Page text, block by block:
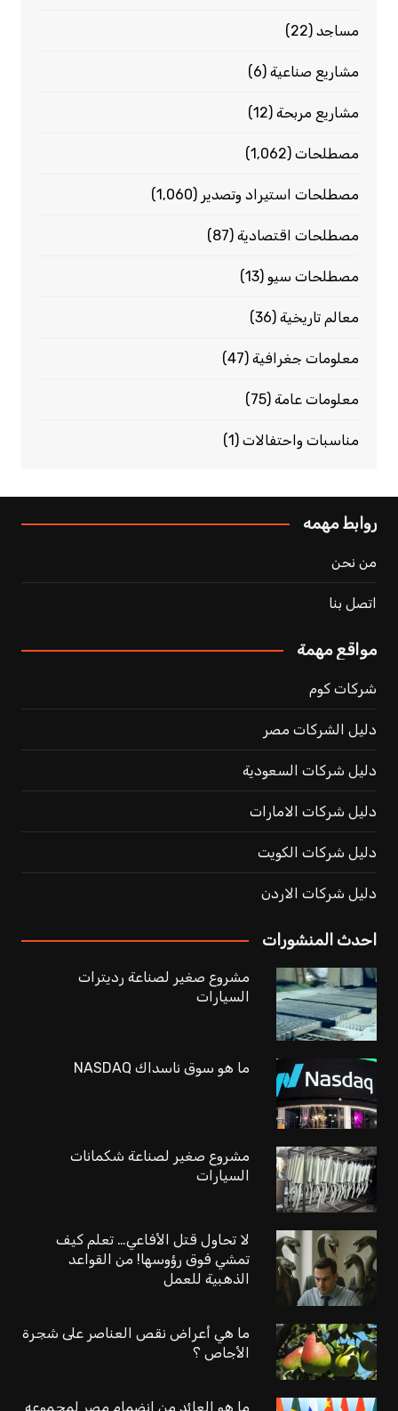
مساجد(22)
مشاريع صناعية(6)
مشاريع مربحة(12)
مصطلحات(1٬062)
مصطلحات استيراد وتصدير (1٬060)
مصطلحات اقتصادية(87)
مصطلحات سيو(13)
معالم تاريخية(36)
معلومات جغرافية(47)
معلومات عامة(75)
مناسبات واحتفالات(1)
روابط مهمه
من نحن
اتصل بنا
مواقع مهمة
شركات كوم
دليل الشركات مصر
دليل شركات السعودية
دليل شركات الامارات
دليل شركات الكويت
دليل شركات الاردن
احدث المنشورات
مشروع صغير لصناعة رديترات
السيارات
ما هو سوق ناسداك NASDAQ
مشروع صغير لصناعة شكمانات
السيارات
لا تحاول قتل الأفاعي… تعلم كيف
تمشي فوق رؤوسها! من القواعد
الذهبية للعمل
ما هي أعراض نقص العناصر على شجرة
الأجاص ؟
ما هو العائد من انضمام مصر لمجموعه